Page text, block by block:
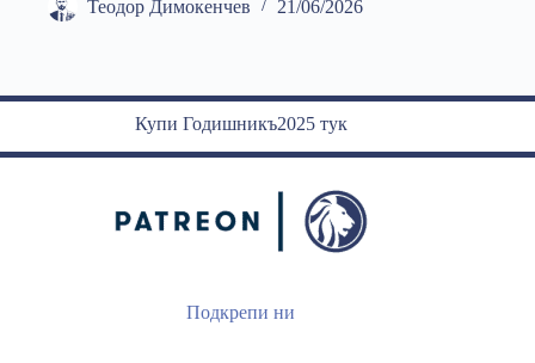
Теодор Димокенчев 21/06/2026
Купи Годишникъ2025 тук
Подкрепи ни